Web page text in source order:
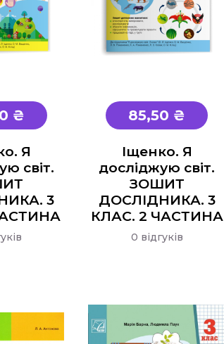
₴
Я
світ.
3
85,50 ₴
Іщенко. Я
досліджую світ.
ЗОШИТ
ДОСЛІДНИКА. 3
КЛАС. 2 ЧАСТИНА
0 відгуків